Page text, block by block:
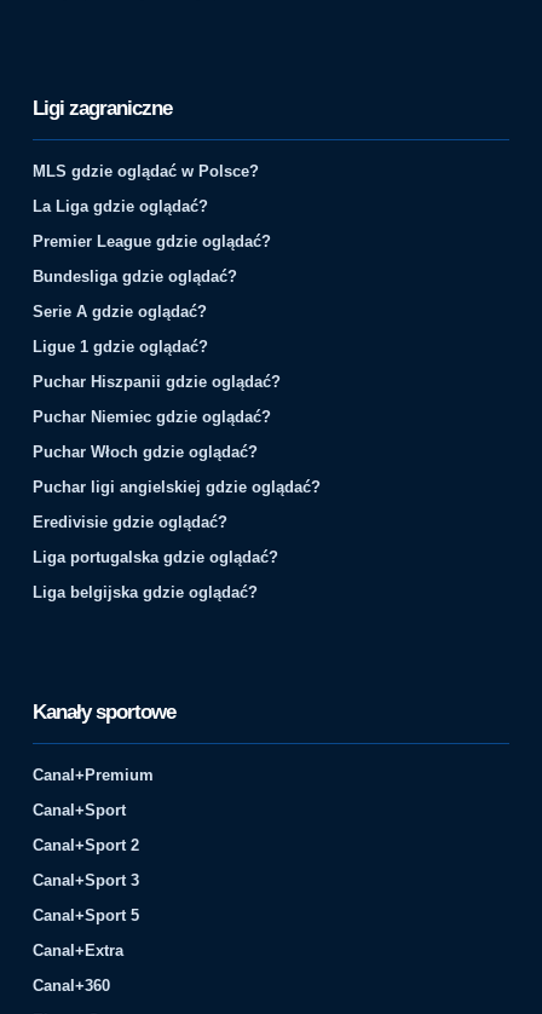
Ligi zagraniczne
MLS gdzie oglądać w Polsce?
La Liga gdzie oglądać?
Premier League gdzie oglądać?
Bundesliga gdzie oglądać?
Serie A gdzie oglądać?
Ligue 1 gdzie oglądać?
Puchar Hiszpanii gdzie oglądać?
Puchar Niemiec gdzie oglądać?
Puchar Włoch gdzie oglądać?
Puchar ligi angielskiej gdzie oglądać?
Eredivisie gdzie oglądać?
Liga portugalska gdzie oglądać?
Liga belgijska gdzie oglądać?
Kanały sportowe
Canal+Premium
Canal+Sport
Canal+Sport 2
Canal+Sport 3
Canal+Sport 5
Canal+Extra
Canal+360